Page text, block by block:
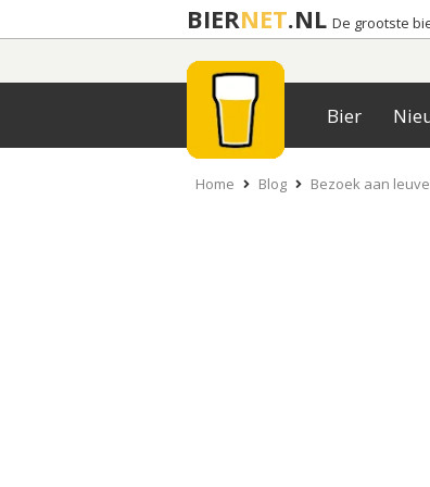
BIERNET.NL De grootste
Bier
Home Blog Bezoek aan